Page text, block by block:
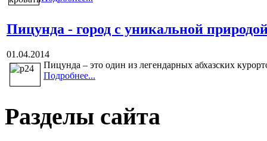
Пицунда - город с уникальной
01.04.2014
Пицунда – это один из легендарных абхазских
Подробнее...
Разделы сайта